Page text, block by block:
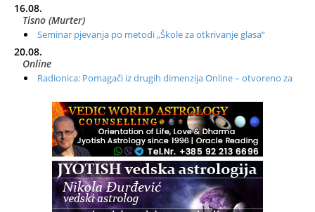
16.08.
Tisno (Murter)
Seminar pjevanja po metodi „Škole za otkrivanje glasa“
20.08.
Online
Radionica: Pomagači iz drugih dimenzija Online – otvoreno za
Zagreb+Online
Osnovni ThetaHealing® tečaj, Zagreb i Online
Access BARS®, otpusti stres